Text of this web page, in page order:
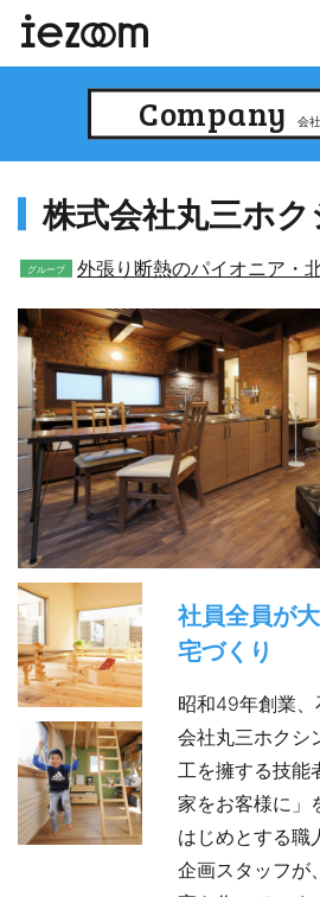
Company 会
株式会社丸三ホ
グループ 外張り断熱のパイオニア・
社員全員が
宅づくり
昭和49年創業
会社丸三ホクシ
工を擁する技能
家をお客様に」
はじめとする職
企画スタッフが